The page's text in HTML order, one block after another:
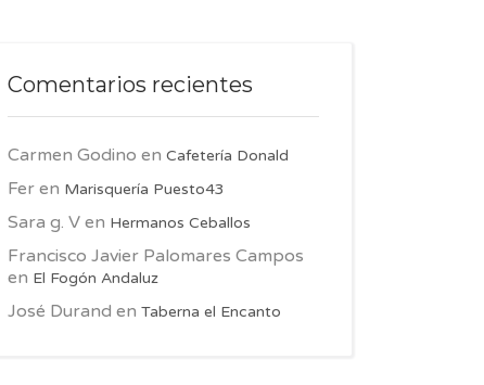
Comentarios recientes
Carmen Godino enCafetería Donald
Fer en Marisquería Puesto43
Sara g. V en Hermanos Ceballos
Francisco Javier Palomares Campos
en El Fogón Andaluz
José Durand enTaberna el Encanto